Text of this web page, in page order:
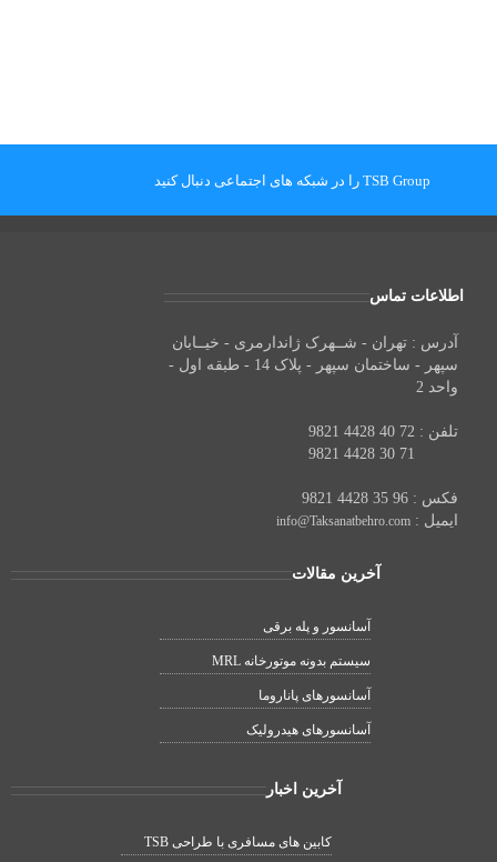
TSB Group را در شبکه های اجتماعی دنبال کنید
اطلاعات تماس
آدرس : تهران - شــهرک ژاندارمری - خیــابان
سپهر - ساختمان سپهر - پلاک 14 - طبقه اول -
واحد 2
تلفن : 72 40 4428 9821
فکس : 96 35 4428 9821
ایمیل : info@Taksanatbehro.com
آخرین مقالات
آسانسور و پله برقی
سیستم بدونه موتورخانه MRL
آسانسورهای پاناروما
آسانسورهای هیدرولیک
آخرین اخبار
کابین های مسافری با طراحی TSB